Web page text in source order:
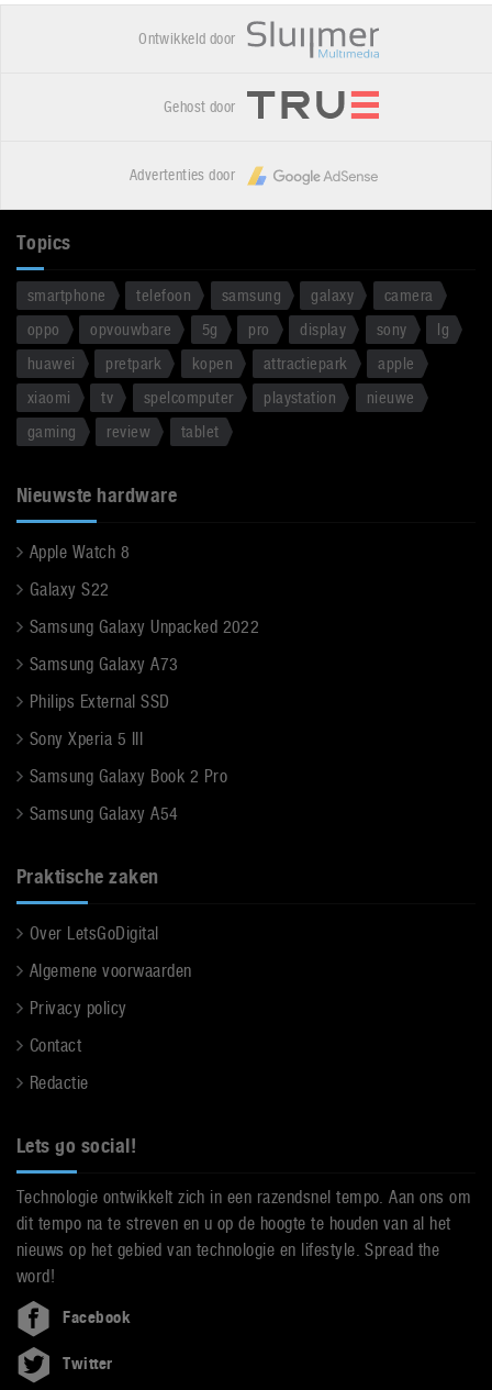
Ontwikkeld door
Gehost door
Advertenties door
Topics
smartphone telefoon samsung galaxy
camera
oppo
opvouwbare 5g pro display sony
lg
huawei
pretpark kopen attractiepark
apple
xiaomi
tv spelcomputer playstation
nieuwe
gaming
review tablet
Nieuwste hardware
Apple Watch 8
Galaxy S22
Samsung Galaxy Unpacked 2022
Samsung Galaxy A73
Philips External SSD
Sony Xperia 5 III
Samsung Galaxy Book 2 Pro
Samsung Galaxy A54
Praktische zaken
Over LetsGoDigital
Algemene voorwaarden
Privacy policy
Contact
Redactie
Lets go social!
Technologie ontwikkelt zich in een razendsnel tempo. Aan ons om
dit tempo na te streven en u op de hoogte te houden van al het
nieuws op het gebied van technologie en lifestyle. Spread the
word!
Facebook
Twitter